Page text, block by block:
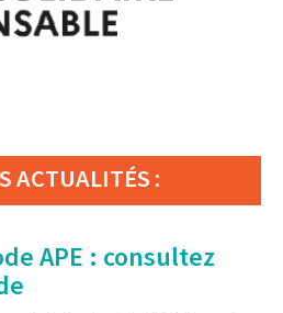
ACTUALITÉS :
APE : consultez